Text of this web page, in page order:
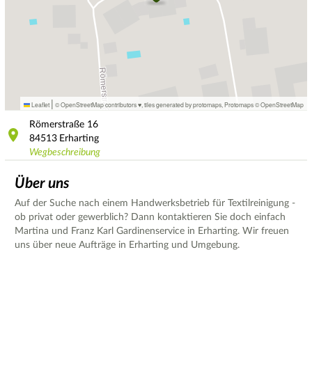
Leaflet | © OpenStreetMap contributors ♥, tiles generated by protomaps Protomaps©OpenStreetMap
Römerstraße 16
84513 Erharting
Wegbeschreibung
Über uns
Auf der Suche nach einem Handwerksbetrieb für Textilreinigung -
ob privat oder gewerblich? Dann kontaktieren Sie doch einfach
Martina und Franz Karl Gardinenservice in Erharting. Wir freuen
uns über neue Aufträge in Erharting und Umgebung.